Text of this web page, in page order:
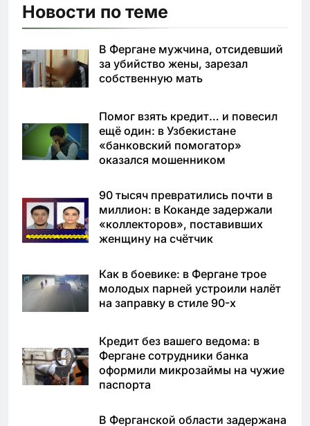
Новости по теме
В Фергане мужчина, отсидевший
за убийство жены, зарезал
собственную мать
Помог взять кредит… и повесил
ещё один: в Узбекистане
«банковский помогатор»
оказался мошенником
90 тысяч превратились почти в
миллион: в Коканде задержали
«коллекторов», поставивших
женщину на счётчик
Как в боевике: в Фергане трое
молодых парней устроили налёт
на заправку в стиле 90-х
Кредит без вашего ведома: в
Фергане сотрудники банка
оформили микрозаймы на чужие
паспорта
В Ферганской области задержана